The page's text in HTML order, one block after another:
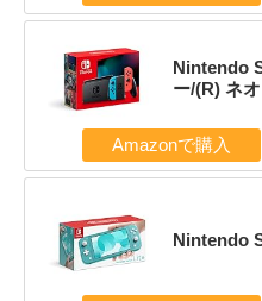
Nintendo
ー/(R) ネ
Amazonで購入
Nintendo